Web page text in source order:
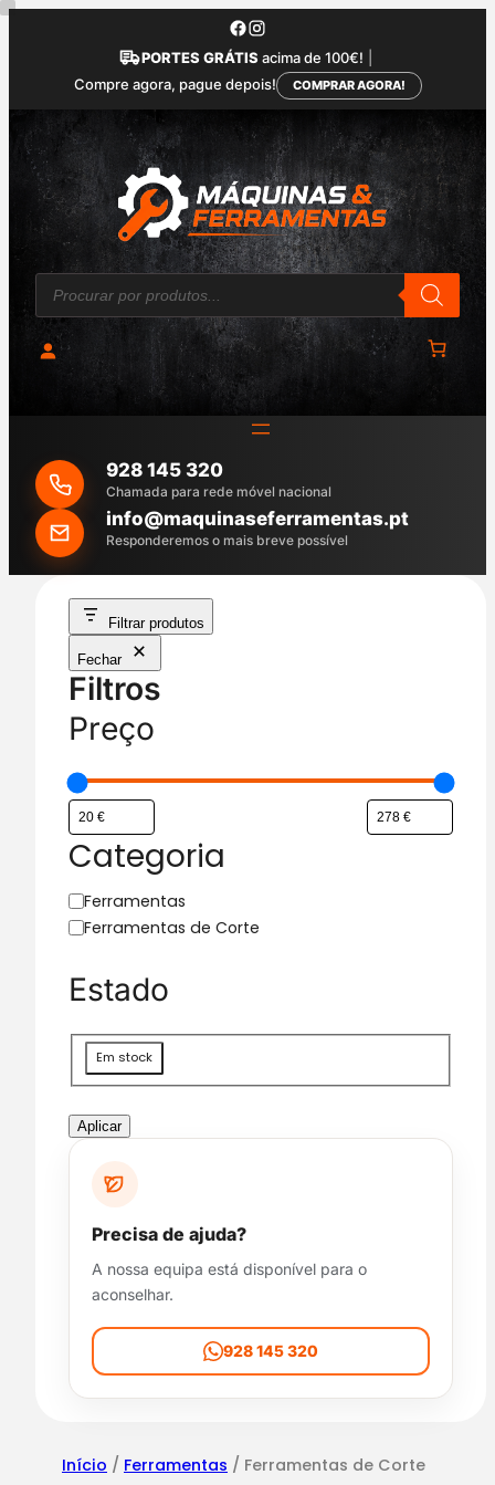
Saltar
conteúdo
PORTES GRÁTIS acima de 100€!
Compre agora, pague depois!
COMPRAR AGORA!
P
o
u
r
c
h
928 145 320
Chamada para rede móvel nacional
info@maquinaseferramentas.pt
Responderemos o mais breve possível
Filtrar produtos
Fechar
Filtros
Preço
Categoria
C
a
e
g
a
Ferramentas
Ferramentas de Corte
Estado
i
p
b
a
d
e
Em stock
Aplicar
Precisa de ajuda?
A nossa equipa está disponível para o
aconselhar.
928 145 320
Início / Ferramentas / Ferramentas de Corte